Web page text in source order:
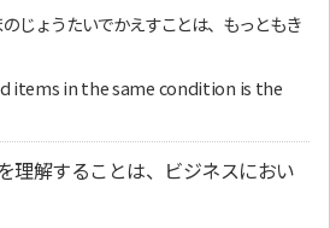
じょうたいでかえすことは、もっともき
items in the same condition is the
理解することは、ビジネスにおい